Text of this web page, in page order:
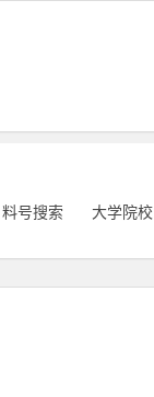
料号搜索 大学院校